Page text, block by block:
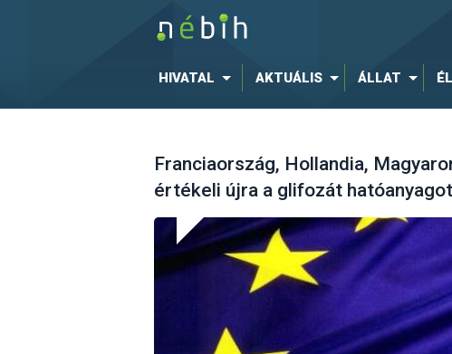
HIVATAL AKTUÁLIS ÁLLAT
Franciaország, Hollandia,
értékeli újra a glifozát hatóanyagot